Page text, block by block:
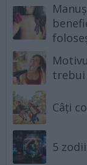
trebui
Câți
5